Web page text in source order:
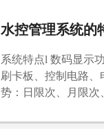
水控管理系统的
系统特点l 数码显示
刷卡板、控制电路
势：日限次、月限次
单机版或网络版管理